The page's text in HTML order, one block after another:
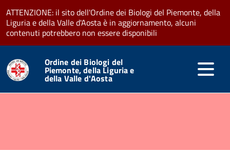
ATTENZIONE: il sito dell'Ordine dei Biologi del Piemonte, della
Liguria e della Valle d'Aosta è in aggiornamento, alcuni
contenuti potrebbero non essere disponibili
Ordine dei Biologi del
Piemonte, della Liguria e
della Valle d'Aosta